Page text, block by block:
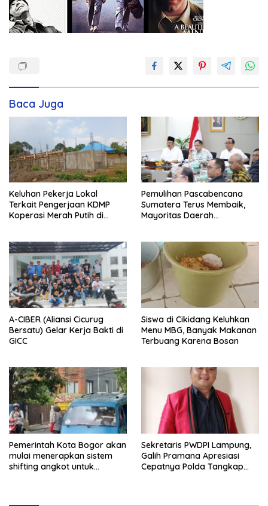
Baca Juga
Keluhan Pekerja Lokal
Terkait Pengerjaan KDMP
Koperasi Merah Putih di
Pemulihan Pascabencana
Sumatera Terus Membaik,
Mayoritas Daerah
A-CIBER (Aliansi Cicurug
Bersatu) Gelar Kerja Bakti di
GICC
Siswa di Cikidang Keluhkan
Menu MBG, Banyak Makanan
Terbuang Karena Bosan
Pemerintah Kota Bogor akan
mulai menerapkan sistem
shifting angkot untuk
Sekretaris PWDPI Lampung,
Galih Pramana Apresiasi
Cepatnya Polda Tangkap